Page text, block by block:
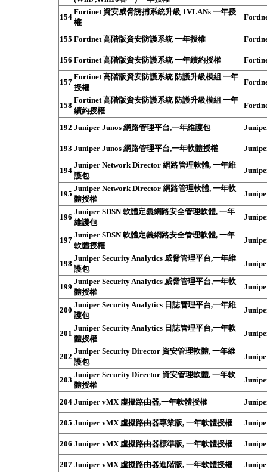
154
Fortinet 資安威脅誘捕系統升級 1VLANs 一年授
權
155 Fortinet 高階版資安防護系統 一年授權
156 Fortinet 高階版資安防護系統 一年續約授權
157
Fortinet 高階版資安防護系統 防護升級模組 一年
授權
158
Fortinet 高階版資安防護系統 防護升級模組 一年
續約授權
192 Juniper Junos 網路管理平台,一年維護包
193 Juniper Junos 網路管理平台,一年軟體授權
194
Juniper Network Director 網路管理軟體, 一年維
護包
195
Juniper Network Director 網路管理軟體, 一年軟
體授權
196
Juniper SDSN 軟體定義網路安全管理軟體, 一年
維護包
197
Juniper SDSN 軟體定義網路安全管理軟體, 一年
軟體授權
198
Juniper Security Analytics 威脅管理平台,一年維
護包
199
Juniper Security Analytics 威脅管理平台,一年軟
體授權
200
Juniper Security Analytics 日誌管理平台,一年維
護包
201
Juniper Security Analytics 日誌管理平台,一年軟
體授權
202
Juniper Security Director 資安管理軟體, 一年維
護包
203
Juniper Security Director 資安管理軟體, 一年軟
體授權
204 Juniper vMX 虛擬路由器,一年軟體授權
205 Juniper vMX 虛擬路由器專業版, 一年軟體授權
206 Juniper vMX 虛擬路由器標準版, 一年軟體授權
207 Juniper vMX 虛擬路由器進階版, 一年軟體授權